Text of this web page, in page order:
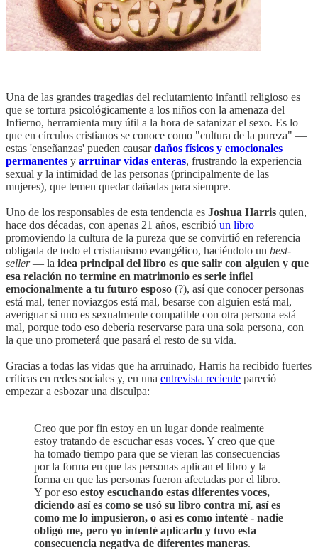
Una de las grandes tragedias del reclutamiento infantil religioso es
que se tortura psicológicamente a los niños con la amenaza del
Infierno, herramienta muy útil a la hora de satanizar el sexo. Es lo
que en círculos cristianos se conoce como "cultura de la pureza" —
estas 'enseñanzas' pueden causardaños físicos y emocionales
permanentes y arruinar vidas enteras, frustrando la experiencia
sexual y la intimidad de las personas (principalmente de las
mujeres), que temen quedar dañadas para siempre.
Uno de los responsables de esta tendencia es Joshua Harris quien,
hace dos décadas, con apenas 21 años, escribió un libro
promoviendo la cultura de la pureza que se convirtió en referencia
obligada de todo el cristianismo evangélico, haciéndolo un best-
seller— la idea principal del libro es que salir con alguien y que
esa relación no termine en matrimonio es serle infiel
emocionalmente a tu futuro esposo (?), así que conocer personas
está mal, tener noviazgos está mal, besarse con alguien está mal,
averiguar si uno es sexualmente compatible con otra persona está
mal, porque todo eso debería reservarse para una sola persona, con
la que uno prometerá que pasará el resto de su vida.
Gracias a todas las vidas que ha arruinado, Harris ha recibido fuertes
críticas en redes sociales y, en una entrevista reciente pareció
empezar a esbozar una disculpa:
Creo que por fin estoy en un lugar donde realmente
estoy tratando de escuchar esas voces. Y creo que que
ha tomado tiempo para que se vieran las consecuencias
por la forma en que las personas aplican el libro y la
forma en que las personas fueron afectadas por el libro.
Y por eso estoy escuchando estas diferentes voces,
diciendo así es como se usó su libro contra mí, así es
como me lo impusieron, o así es como intenté - nadie
obligó me, pero yo intenté aplicarlo y tuvo esta
consecuencia negativa de diferentes maneras.